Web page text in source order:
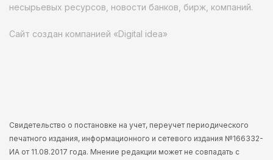
несырьевых ресурсов, новости банков, бирж, компаний.
Сайт создан компанией «Digital idea»
Свидетельство о постановке на учет, переучет периодического
печатного издания, информационного и сетевого издания №166332-
ИА от 11.08.2017 года. Мнение редакции может не совпадать с